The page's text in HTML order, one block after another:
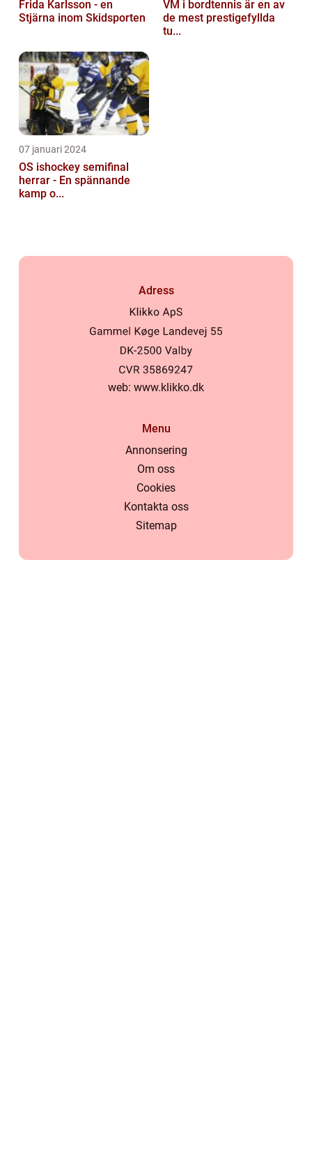
Frida Karlsson - en
Stjärna inom Skidsporten
VM i bordtennis är en av
de mest prestigefyllda
tu...
07 januari 2024
OS ishockey semifinal
herrar - En spännande
kamp o...
Adress
web: www.klikko.dk
Menu
Annonsering
Om oss
Cookies
Kontakta oss
Sitemap